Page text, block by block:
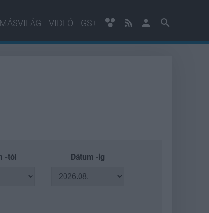
MÁSVILÁG VIDEÓ GS+
-tól Dátum -ig